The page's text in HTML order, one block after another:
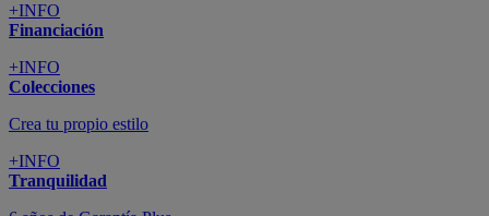
+INFO
Financiación
+INFO
Colecciones
Crea tu propio estilo
+INFO
Tranquilidad